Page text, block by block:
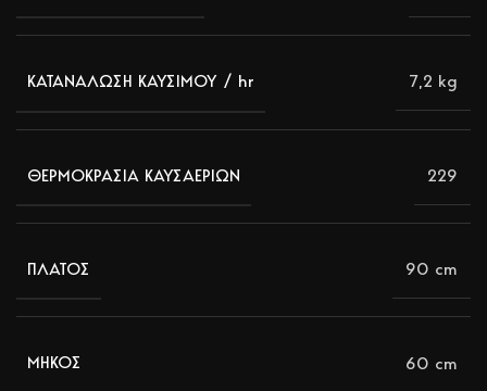
ΚΑΤΑΝΑΛΩΣΗ ΚΑΥΣΙΜΟΥ / hr 7,2 kg
ΘΕΡΜΟΚΡΑΣΙΑ ΚΑΥΣΑΕΡΙΩΝ 229
ΠΛΑΤΟΣ 90 cm
ΜΗΚΟΣ 60 cm